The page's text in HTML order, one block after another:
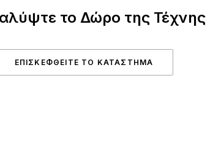
το Δώρο της Τέχνης
ΕΠΙΣΚΕΦΘΕΊΤΕ ΤΟ ΚΑΤΆΣΤΗΜΑ